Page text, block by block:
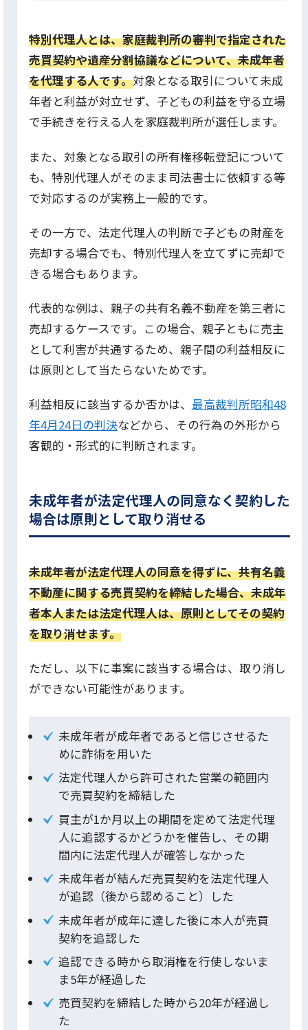
特別代理人とは、家庭裁判所の審判で指定された
売買契約や遺産分割協議などについて、未成年者
を代理する人です。対象となる取引について未成
年者と利益が対立せず、子どもの利益を守る立場
で手続きを行える人を家庭裁判所が選任します。
また、対象となる取引の所有権移転登記について
も、特別代理人がそのまま司法書士に依頼する等
で対応するのが実務上一般的です。
その一方で、法定代理人の判断で子どもの財産を
売却する場合でも、特別代理人を立てずに売却で
きる場合もあります。
代表的な例は、親子の共有名義不動産を第三者に
売却するケースです。この場合、親子ともに売主
として利害が共通するため、親子間の利益相反に
は原則として当たらないためです。
利益相反に該当するか否かは、 最高裁判所昭和48
年4月24日の判決などから、その行為の外形から
客観的・形式的に判断されます。
未成年者が法定代理人の同意なく契約した
場合は原則として取り消せる
未成年者が法定代理人の同意を得ずに、共有名義
不動産に関する売買契約を締結した場合、未成年
者本人または法定代理人は、原則としてその契約
を取り消せます。
ただし、以下に事案に該当する場合は、取り消し
ができない可能性があります。
未成年者が成年者であると信じさせるた
めに詐術を用いた
法定代理人から許可された営業の範囲内
で売買契約を締結した
買主が1か月以上の期間を定めて法定代理
人に追認するかどうかを催告し、その期
間内に法定代理人が確答しなかった
未成年者が結んだ売買契約を法定代理人
が追認（後から認めること）した
未成年者が成年に達した後に本人が売買
契約を追認した
追認できる時から取消権を行使しないま
ま5年が経過した
売買契約を締結した時から20年が経過し
た